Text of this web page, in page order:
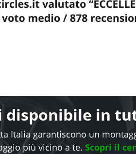
disponibile in
Italia garantiscono un
più vicino a te. Scopri il